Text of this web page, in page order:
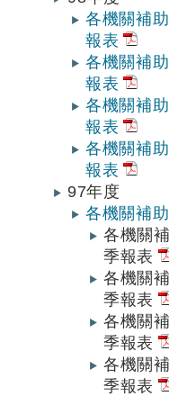
各機關補
報表
各機關補
報表
各機關補
報表
各機關補
報表
97年度
各機關補
各機關
季報表
各機關
季報表
各機關
季報表
各機關
季報表